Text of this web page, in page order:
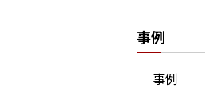
事例
事例